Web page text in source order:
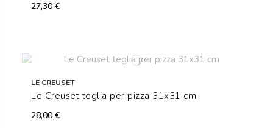
27,30 €
LE CREUSET
Le Creuset teglia per pizza 31x31 cm
28,00 €